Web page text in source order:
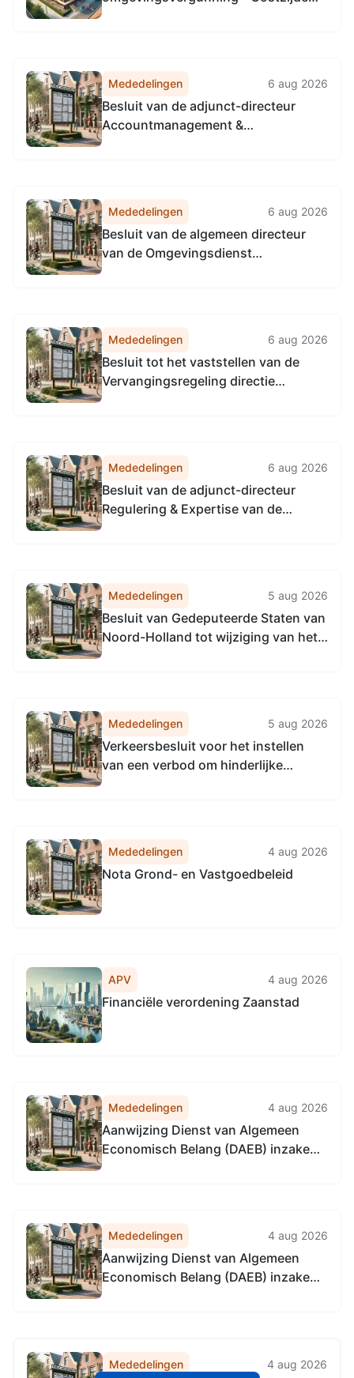
Mededelingen 6 aug 2026
Besluit van de adjunct-directeur
Accountmanagement &
2026, tot het vaststellen van de
Vervangingsregeling directie
Accountmanagement &
Bedrijfsvoering Omgevingsdienst...
Mededelingen 6 aug 2026
Besluit van de algemeen directeur
van de Omgevingsdienst
directeur Omgevingsdienst
Noordzeekanaalgebied
Mededelingen 6 aug 2026
Besluit tot het vaststellen van de
Vervangingsregeling directie
Mededelingen 6 aug 2026
Besluit van de adjunct-directeur
Regulering & Expertise van de
Vervangingsregeling directie
Regulering & Expertise
Omgevingsdienst
Noordzeekanaalgebied
Mededelingen 5 aug 2026
Besluit van Gedeputeerde Staten van
Noord-Holland tot wijziging van het
in beheer bij de provincie Noord-
Holland en het uniformeren van de...
Mededelingen 5 aug 2026
Verkeersbesluit voor het instellen
van een verbod om hinderlijke
Mededelingen 4 aug 2026
Nota Grond- en Vastgoedbeleid
APV 4 aug 2026
Financiële verordening Zaanstad
Mededelingen 4 aug 2026
Aanwijzing Dienst van Algemeen
Economisch Belang (DAEB) inzake
Mededelingen 4 aug 2026
Aanwijzing Dienst van Algemeen
Economisch Belang (DAEB) inzake
Mededelingen 4 aug 2026